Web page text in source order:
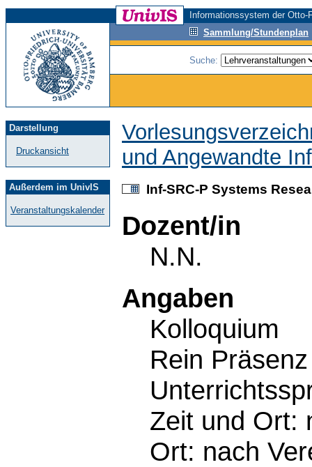
Informationssystem der
Sammlung/Stundenplan
Suche:
Darstellung
Druckansicht
Außerdem im UnivIS
Veranstaltungskalender
und Angewandte
Inf-SRC-P Systems
Dozent/in
N.N.
Angaben
Kolloquium
Rein Präsenz
Zeit und Ort:
Ort: nach